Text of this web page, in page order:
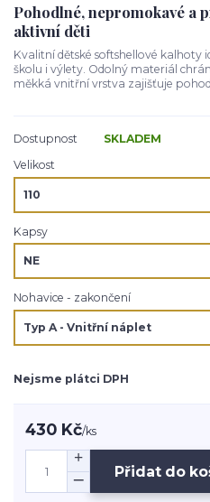
Pohodlné, nepromokavé a
aktivní děti
Kvalitní dětské softshellové kalhoty
školu i výlety. Odolný materiál
měkká vnitřní vrstva zajišťuje
Dostupnost
SKLADEM
Velikost
Kapsy
Nohavice - zakončení
Nejsme plátci DPH
430 Kč/ks
Přidat do